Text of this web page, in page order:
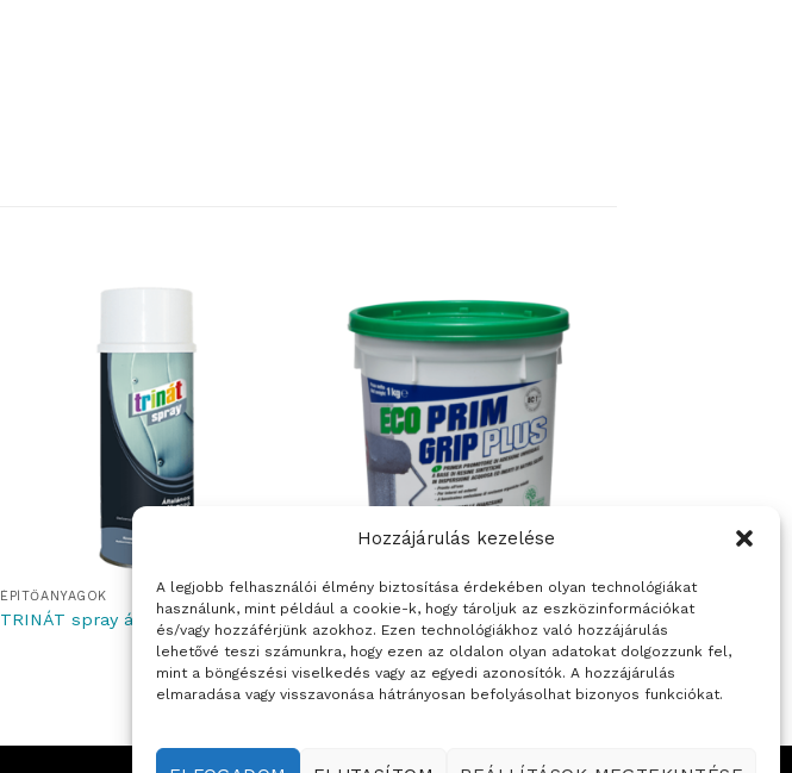
Hozzájárulás kezelése
A legjobb felhasználói élmény biztosítása érdekében olyan technológiákat
használunk, mint például a cookie-k, hogy tároljuk az eszközinformációkat
és/vagy hozzáférjünk azokhoz. Ezen technológiákhoz való hozzájárulás
lehetővé teszi számunkra, hogy ezen az oldalon olyan adatokat dolgozzunk fel,
mint a böngészési viselkedés vagy az egyedi azonosítók. A hozzájárulás
elmaradása vagy visszavonása hátrányosan befolyásolhat bizonyos funkciókat.
ÉPÍTŐANYAGOK
TRINÁT spray általános alapozó
ÉPÍTŐANYAGOK
MAPEI ECO PRIM GRIP PLUS